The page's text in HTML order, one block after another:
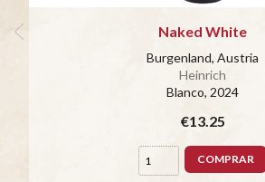
Naked White
Burgenland, Austria
Heinrich
Blanco, 2024
€13.25
COMPRAR